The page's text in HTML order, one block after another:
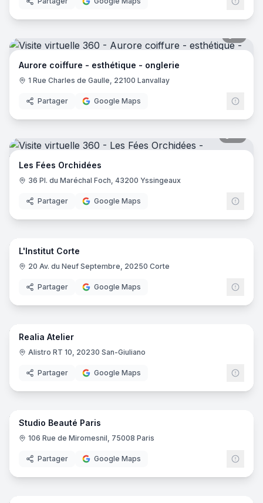
Aurore coiffure - esthétique - onglerie
1 Rue Charles de Gaulle, 22100 Lanvallay
Partager Google Maps
Les Fées Orchidées
36 Pl. du Maréchal Foch, 43200 Yssingeaux
Partager Google Maps
19
L'Institut Corte
20 Av. du Neuf Septembre, 20250 Corte
Partager Google Maps
22
Realia Atelier
Alistro RT 10, 20230 San-Giuliano
Partager Google Maps
20
Studio Beauté Paris
106 Rue de Miromesnil, 75008 Paris
Partager Google Maps
22